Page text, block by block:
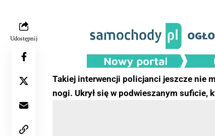
Udostępnij
Takiej interwencji policjanci jeszcze nie
nogi. Ukrył się w podwieszanym suficie,